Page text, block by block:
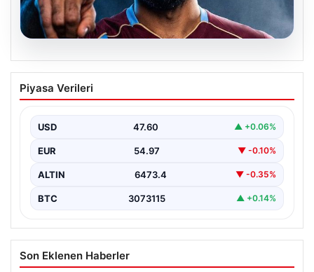
Mohamed Salah transferinin detayları
açıklandı!
Piyasa Verileri
USD 47.60 ▲ +0.06%
EUR 54.97 ▼ -0.10%
ALTIN 6473.4 ▼ -0.35%
BTC 3073115 ▲ +0.14%
Son Eklenen Haberler